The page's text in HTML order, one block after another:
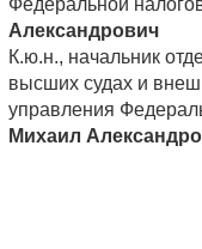
Федеральной
Александрович
К.ю.н., начальник
высших судах и
управления
Михаил